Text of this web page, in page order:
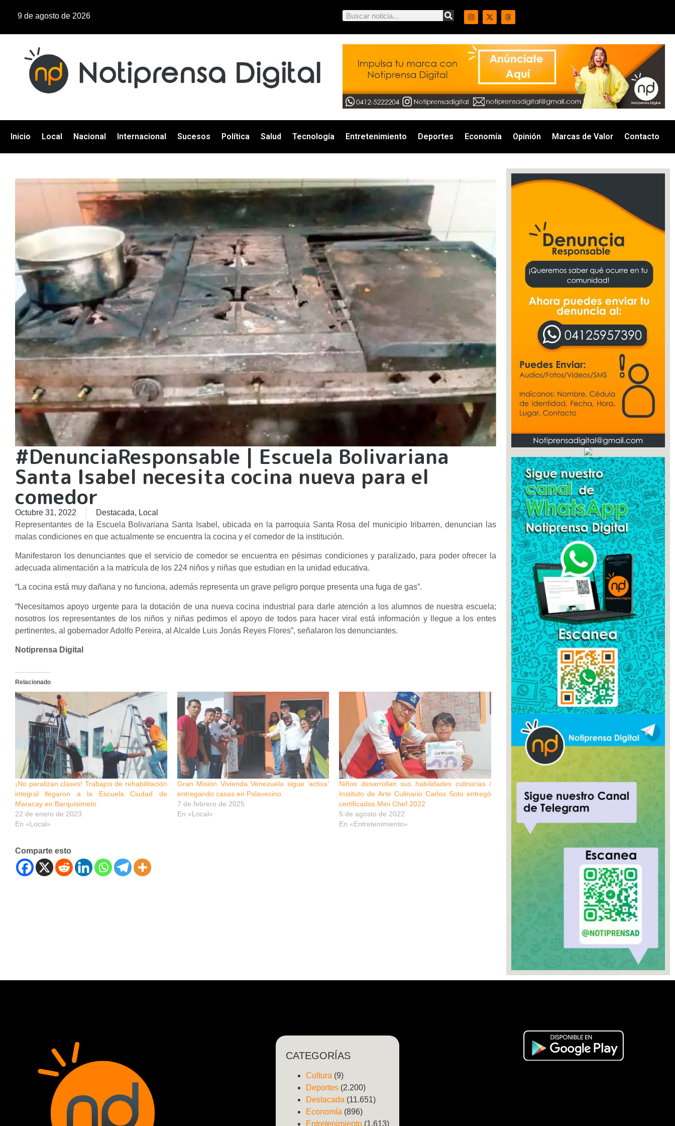
9 de agosto de 2026
Inicio Local Nacional Internacional Sucesos Política Salud Tecnología Entretenimiento Deportes Economía Opinión Marcas de Valor Contacto
#DenunciaResponsable | Escuela Bolivariana
Santa Isabel necesita cocina nueva para el
comedor
Octubre 31, 2022 Destacada, Local
Representantes de la Escuela Bolivariana Santa Isabel, ubicada en la parroquia Santa Rosa del municipio Iribarren, denuncian las
malas condiciones en que actualmente se encuentra la cocina y el comedor de la institución.
Manifestaron los denunciantes que el servicio de comedor se encuentra en pésimas condiciones y paralizado, para poder ofrecer la
adecuada alimentación a la matrícula de los 224 niños y niñas que estudian en la unidad educativa.
“La cocina está muy dañana y no funciona, además representa un grave peligro porque presenta una fuga de gas”.
“Necesitamos apoyo urgente para la dotación de una nueva cocina industrial para darle atención a los alumnos de nuestra escuela;
nosotros los representantes de los niños y niñas pedimos el apoyo de todos para hacer viral está información y llegue a los entes
pertinentes, al gobernador Adolfo Pereira, al Alcalde Luis Jonás Reyes Flores”, señalaron los denunciantes.
Notiprensa Digital
Relacionado
¡No paralizan clases! Trabajos de rehabilitación
integral llegaron a la Escuela Ciudad de
Maracay en Barquisimeto
22 de enero de 2023
En «Local»
Gran Misión Vivienda Venezuela sigue ‘activa’
entregando casas en Palavecino
7 de febrero de 2025
En «Local»
Niños desarrollan sus habilidades culinarias /
Instituto de Arte Culinario Carlos Soto entregó
certificados Mini Chef 2022
5 de agosto de 2022
En «Entretenimiento»
Comparte esto
CATEGORÍAS
Cultura(9)
Deportes(2.200)
Destacada(11.651)
Economía(896)
Entretenimiento(1.613)